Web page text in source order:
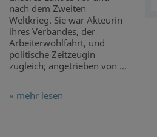
nach dem Zweiten
Weltkrieg. Sie war Akteurin
ihres Verbandes, der
Arbeiterwohlfahrt, und
politische Zeitzeugin
zugleich; angetrieben von ...
» mehr lesen